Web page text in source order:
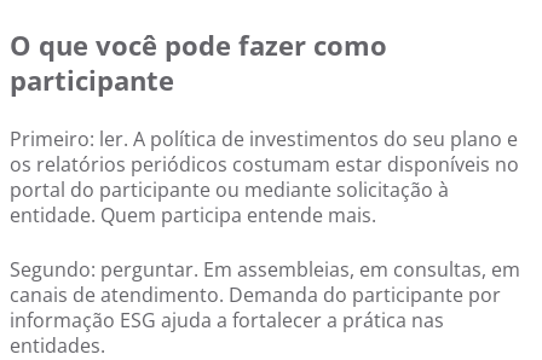
O que você pode fazer como
participante
Primeiro: ler. A política de investimentos do seu plano e
os relatórios periódicos costumam estar disponíveis no
portal do participante ou mediante solicitação à
entidade. Quem participa entende mais.
Segundo: perguntar. Em assembleias, em consultas, em
canais de atendimento. Demanda do participante por
informação ESG ajuda a fortalecer a prática nas
entidades.